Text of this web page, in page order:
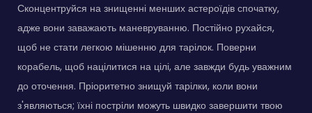
Сконцентруйся на знищенні менших астероїдів спочатку,
адже вони заважають маневруванню. Постійно рухайся,
щоб не стати легкою мішенню для тарілок. Поверни
корабель, щоб націлитися на цілі, але завжди будь уважним
до оточення. Пріоритетно знищуй тарілки, коли вони
з'являються; їхні постріли можуть швидко завершити твою